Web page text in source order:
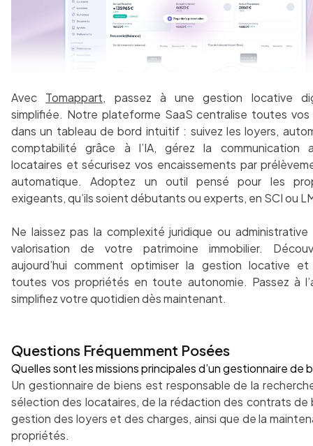
Avec Tomappart, passez à une gestion locative
simplifiée. Notre plateforme SaaS centralise toutes vos
dans un tableau de bord intuitif : suivez les loyers,
comptabilité grâce à l’IA, gérez la communication
locataires et sécurisez vos encaissements par
automatique. Adoptez un outil pensé pour les
exigeants, qu’ils soient débutants ou experts, en SCI ou
Ne laissez pas la complexité juridique ou administrative
valorisation de votre patrimoine immobilier.
aujourd’hui comment optimiser la gestion locative et
toutes vos propriétés en toute autonomie. Passez à
simplifiez votre quotidien dès maintenant.
Questions Fréquemment Posées
Quelles sont les missions principales d’un gestionnaire de
Un gestionnaire de biens est responsable de la
sélection des locataires, de la rédaction des contrats de
gestion des loyers et des charges, ainsi que de la
propriétés.